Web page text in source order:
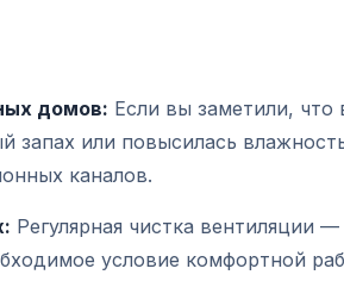
домов: Если вы заметили, что
запах или повысилась
каналов.
Регулярная чистка вентиляции
условие комфортной